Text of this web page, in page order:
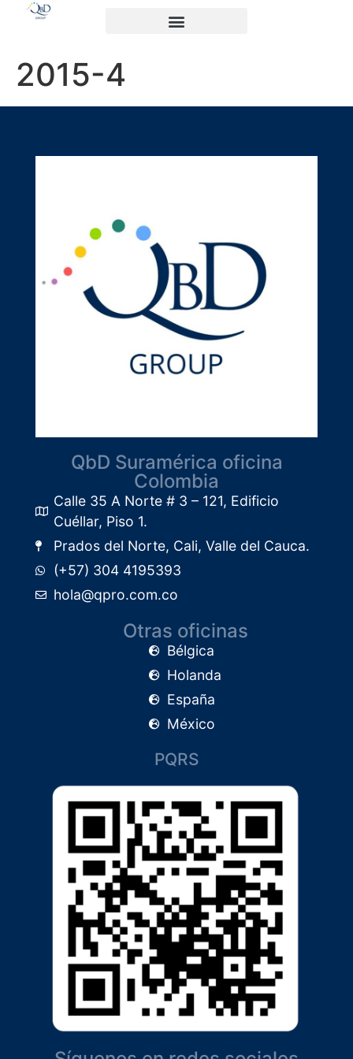
2015-4
QbD Suramérica oficina
Colombia
Calle 35 A Norte # 3 – 121, Edificio
Cuéllar, Piso 1.​
Prados del Norte, Cali, Valle del Cauca.
(+57) 304 4195393
hola@qpro.com.co
Otras oficinas
Bélgica
Holanda
España
México
PQRS